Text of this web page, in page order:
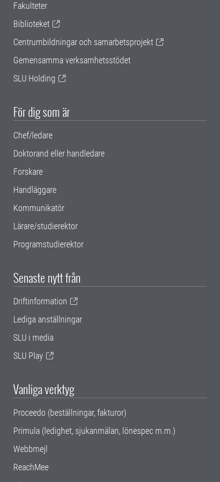
Fakulteter
Biblioteket
Centrumbildningar och samarbetsprojekt
Gemensamma verksamhetsstödet
SLU Holding
För dig som är
Chef/ledare
Doktorand eller handledare
Forskare
Handläggare
Kommunikatör
Lärare/studierektor
Programstudierektor
Senaste nytt från
Driftinformation
Lediga anställningar
SLU i media
SLU Play
Vanliga verktyg
Proceedo (beställningar, fakturor)
Primula (ledighet, sjukanmälan, lönespec m.m.)
Webbmejl
ReachMee